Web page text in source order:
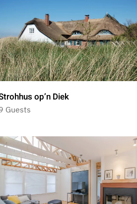
op’n Diek
Guests